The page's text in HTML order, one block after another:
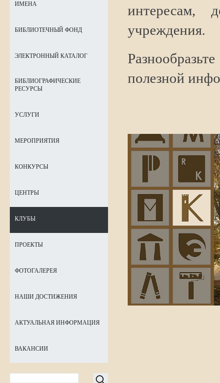
интересам,
учреждения.
полезной
ИМЕНА
БИБЛИОТЕЧНЫЙ ФОНД
ЭЛЕКТРОННЫЙ КАТАЛОГ
БИБЛИОГРАФИЧЕСКИЕ
РЕСУРСЫ
УСЛУГИ
МЕРОПРИЯТИЯ
КОНКУРСЫ
ЦЕНТРЫ
КЛУБЫ
ПРОЕКТЫ
ФОТОГАЛЕРЕЯ
НАШИ ДОСТИЖЕНИЯ
АКТУАЛЬНАЯ ИНФОРМАЦИЯ
ВАКАНСИИ